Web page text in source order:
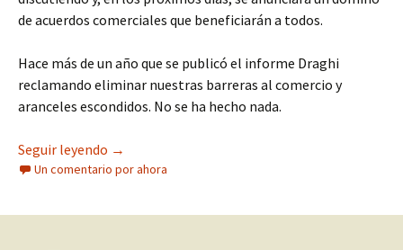
de acuerdos comerciales que beneficiarán a todos.
Hace más de un año que se publicó el informe Draghi
reclamando eliminar nuestras barreras al comercio y
aranceles escondidos. No se ha hecho nada.
Seguir leyendo Trump o Xi Ji Ping. ¿Susto o muerte?
→
Un comentario por ahora